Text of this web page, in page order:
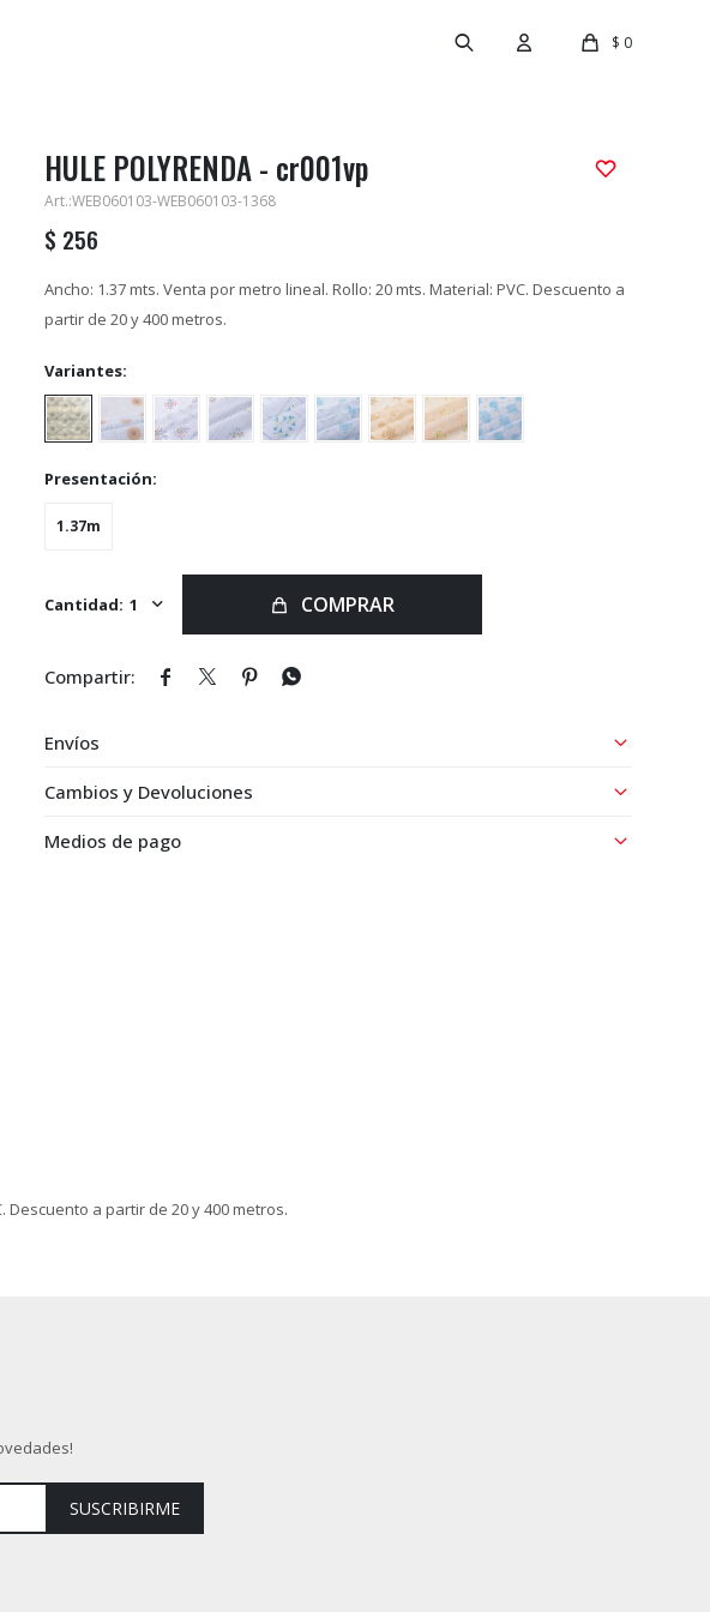
$ 0
HULE POLYRENDA - cr001vp
WEB060103-WEB060103-1368
$ 256
Ancho: 1.37 mts. Venta por metro lineal. Rollo: 20 mts. Material: PVC. Descuento a
partir de 20 y 400 metros.
Variantes:
Presentación:
1.37m
1 COMPRAR
   
Envíos
Cambios y Devoluciones
Medios de pago
Descuento a partir de 20 y 400 metros.
SUSCRIBIRME